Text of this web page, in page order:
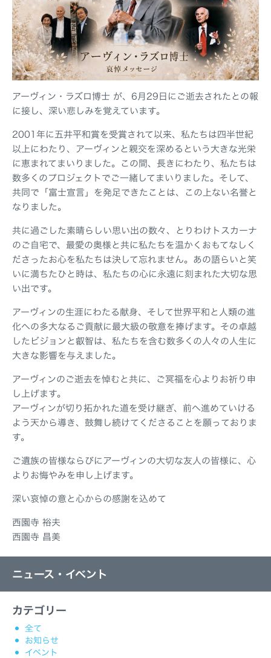
アーヴィン・ラズロ博士 が、6月29日にご逝去されたとの報
に接し、深い悲しみを覚えています。
2001年に五井平和賞を受賞されて以来、私たちは四半世紀
以上にわたり、アーヴィンと親交を深めるという大きな光栄
に恵まれてまいりました。この間、長きにわたり、私たちは
数多くのプロジェクトでご一緒してまいりました。そして、
共同で「富士宣言」を発足できたことは、この上ない名誉と
なりました。
共に過ごした素晴らしい思い出の数々、とりわけトスカーナ
のご自宅で、最愛の奥様と共に私たちを温かくおもてなしく
ださったお心を私たちは決して忘れません。あの語らいと笑
いに満ちたひと時は、私たちの心に永遠に刻まれた大切な思
い出です。
アーヴィンの生涯にわたる献身、そして世界平和と人類の進
化への多大なるご貢献に最大級の敬意を捧げます。その卓越
したビジョンと叡智は、私たちを含む数多くの人々の人生に
大きな影響を与えました。
アーヴィンのご逝去を悼むと共に、ご冥福を心よりお祈り申
し上げます。
アーヴィンが切り拓かれた道を受け継ぎ、前へ進めていける
よう天から導き、鼓舞し続けてくださることを願っておりま
す。
ご遺族の皆様ならびにアーヴィンの大切な友人の皆様に、心
よりお悔やみを申し上げます。
深い哀悼の意と心からの感謝を込めて
西園寺 裕夫
西園寺 昌美
ニュース・イベント
カテゴリー
全て
お知らせ
イベント